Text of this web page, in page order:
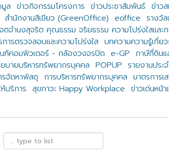
ล ข่าวกิจกรรมโครงการ ข่าวประชาสัมพันธ์ ข่าว
สำนักงานสีเขียว (GreenOffice) eoffice รางวั
จตจำนงสุจริต คุณธรรม จริยธรรม ความโปร่งใสและ
ารตรวจสอบและความโปร่งใส บทความความรู้เกี่ย
ฑ์คอมพิวเตอร์ - กล้องวงจรปิด e-GP ภาษีที่ดินแ
บายบริหารทรัพยากรบุคคล POPUP รายงานปร
รจัดหาพัสดุ การบริหารทรัพยากรบุคคล มาตรการเ
บริการ สุขภาวะ Happy Workplace ข่าวเด่นหน้า